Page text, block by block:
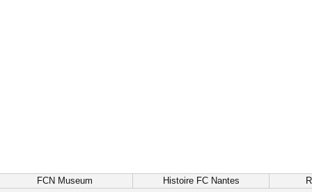
FCN Museum Histoire FC Nantes